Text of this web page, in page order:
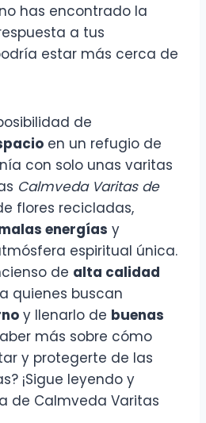
has encontrado la
a tus
estar más cerca de
de
en un refugio de
con solo unas varitas
Calmveda Varitas de
flores recicladas,
energías y
espiritual única.
de alta calidad
quienes buscan
y llenarlo de buenas
más sobre cómo
y protegerte de las
¡Sigue leyendo y
de Calmveda Varitas